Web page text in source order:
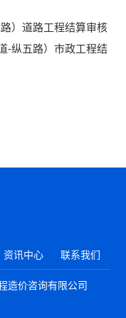
）道路工程结算审核
-纵五路）市政工程结
资讯中心 联系我们
造价咨询有限公司